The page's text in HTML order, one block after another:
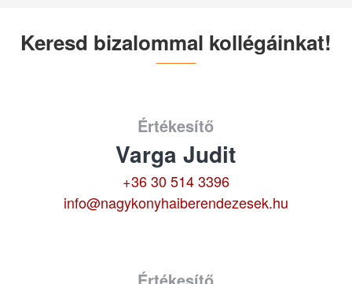
Keresd bizalommal kollégáinkat!
Értékesítő
Varga Judit
+36 30 514 3396
info@nagykonyhaiberendezesek.hu